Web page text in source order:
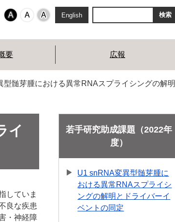
English
ト
索
要 広報
型髄芽腫における異常RNAスプライシングの解明
イ
していま
良な疾患
・神経障
若手研究助成課題（2022年
度）
U1 snRNA変異型髄芽腫に
おける異常RNAスプライシ
ングの解明とドライバーイ
ベントの同定